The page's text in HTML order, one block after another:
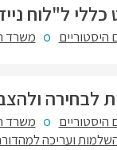
כללי ל"לוח
היסטוריים משרד
לבחירה
היסטוריים
משרד
ועריכה